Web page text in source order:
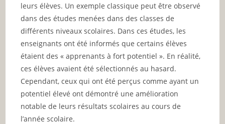
leurs élèves. Un exemple classique peut être observé
dans des études menées dans des classes de
différents niveaux scolaires. Dans ces études, les
enseignants ont été informés que certains élèves
étaient des « apprenants à fort potentiel ». En réalité,
ces élèves avaient été sélectionnés au hasard.
Cependant, ceux qui ont été perçus comme ayant un
potentiel élevé ont démontré une amélioration
notable de leurs résultats scolaires au cours de
l’année scolaire.